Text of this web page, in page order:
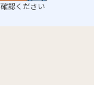
認ください